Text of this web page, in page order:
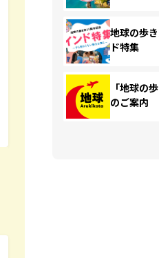
地球の歩
ド特集
「地球の
のご案内